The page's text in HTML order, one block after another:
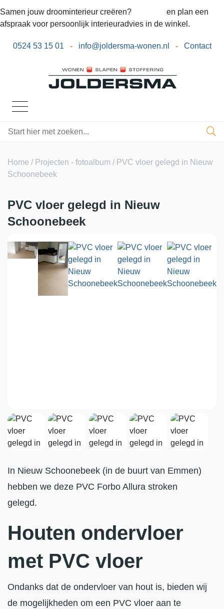
Samen jouw droominterieur creëren?
en plan een
afspraak voor persoonlijk interieuradvies in de winkel.
0524 53 15 01 - info@joldersma-wonen.nl - Contact
Home / Projecten - fotoalbum / PVC vloer gelegd in Nieuw
Schoonebeek
PVC vloer gelegd in Nieuw
Schoonebeek
In Nieuw Schoonebeek (in de buurt van Emmen)
hebben we deze PVC Forbo Allura stroken
gelegd.
Houten ondervloer
met PVC vloer
Ondanks dat de ondervloer van hout is, bieden wij
de mogelijkheden om een PVC vloer aan te